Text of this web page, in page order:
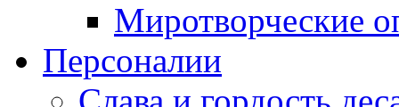
Миротворческие
Персоналии